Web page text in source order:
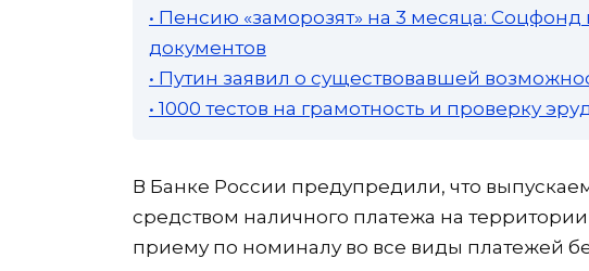
• Пенсию «заморозят» на 3 месяца:
документов
• Путин заявил о существовавшей
• 1000 тестов на грамотность и проверку
В Банке России предупредили, что
средством наличного платежа на
приему по номиналу во все виды платежей